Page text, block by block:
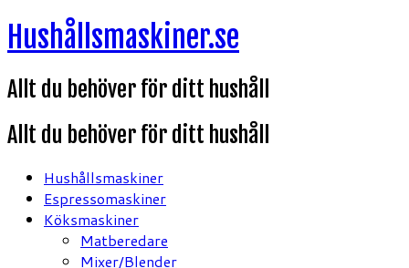
Hoppa
till
Hushållsmaskiner.se
Allt du behöver för ditt hushåll
Allt du behöver för ditt hushåll
Hushållsmaskiner
Espressomaskiner
Köksmaskiner
Matberedare
Mixer/Blender